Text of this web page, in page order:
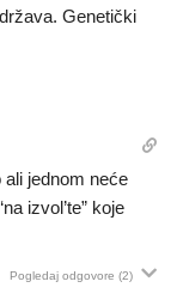
Genetički
ali jednom neće
izvol’te” koje
Pogledaj odgovore (2)